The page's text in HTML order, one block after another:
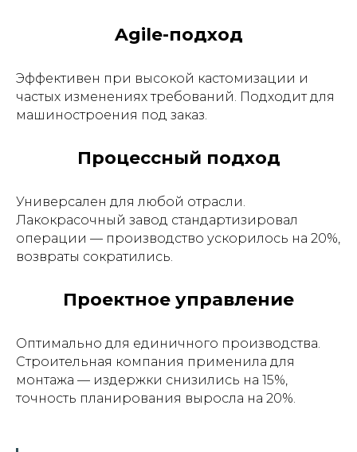
Agile-подход
Эффективен при высокой кастомизации и
частых изменениях требований. Подходит для
машиностроения под заказ.
Процессный подход
Универсален для любой отрасли.
Лакокрасочный завод стандартизировал
операции — производство ускорилось на 20%,
возвраты сократились.
Проектное управление
Оптимально для единичного производства.
Строительная компания применила для
монтажа — издержки снизились на 15%,
точность планирования выросла на 20%.